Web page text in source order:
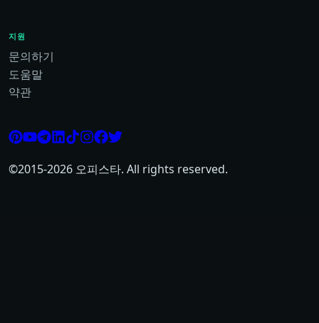
지원
문의하기
도움말
약관
©2015-2026 오피스타. All rights reserved.